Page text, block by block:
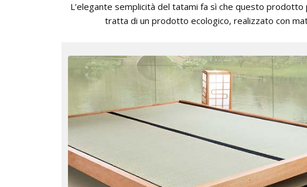
L’elegante semplicità del tatami fa sì che questo
tratta di un prodotto ecologico, realizzato con